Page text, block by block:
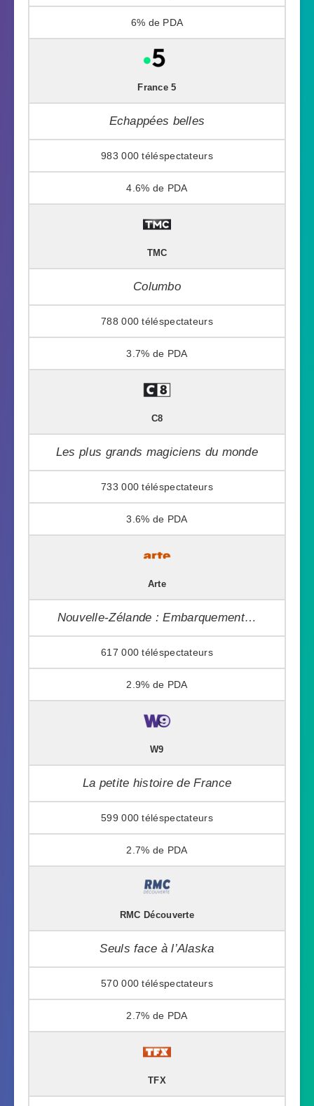
6%
France 5
Echappées belles
983 000
4.6%
TMC
Columbo
788 000
3.7%
C8
Les plus grands magiciens du monde
733 000
3.6%
Arte
Nouvelle-Zélande : Embarquement…
617 000
2.9%
W9
La petite histoire de France
599 000
2.7%
RMC Découverte
Seuls face à l’Alaska
570 000
2.7%
TFX